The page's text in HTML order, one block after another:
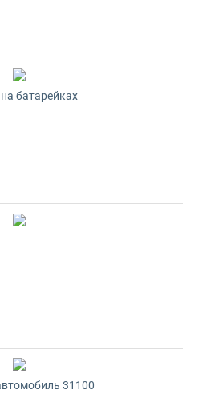
батарейках
31100